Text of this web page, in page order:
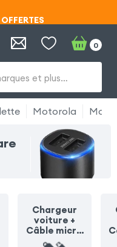
et plus…
0
Motorola
Chargeur
voiture +
Câble micro
USB